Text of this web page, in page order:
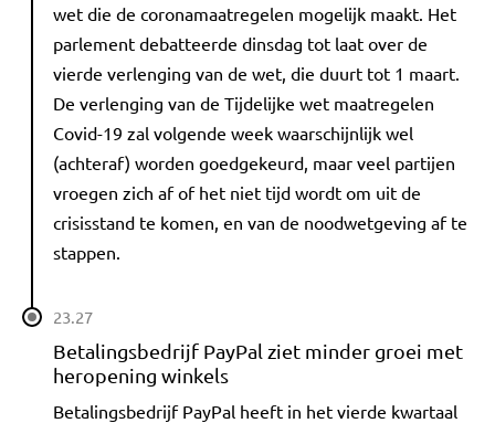
wet die de coronamaatregelen mogelijk maakt. Het
parlement debatteerde dinsdag tot laat over de
vierde verlenging van de wet, die duurt tot 1 maart.
De verlenging van de Tijdelijke wet maatregelen
Covid-19 zal volgende week waarschijnlijk wel
(achteraf) worden goedgekeurd, maar veel partijen
vroegen zich af of het niet tijd wordt om uit de
crisisstand te komen, en van de noodwetgeving af te
stappen.
23.27
Betalingsbedrijf PayPal ziet minder groei met
heropening winkels
Betalingsbedrijf PayPal heeft in het vierde kwartaal